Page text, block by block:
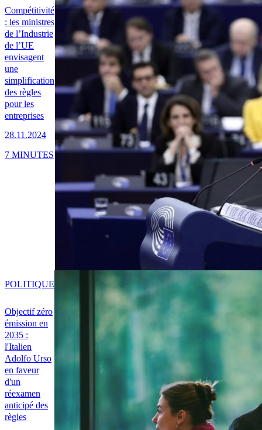
Compétitivité
: les ministres
de l’Industrie
de l’UE
envisagent
une
simplification
des règles
pour les
entreprises
28.11.2024
7 MINUTES
Objectif zéro
émission en
2035 :
l'Italien
Adolfo Urso
en faveur
d'un
réexamen
anticipé des
règles
POLITIQUE